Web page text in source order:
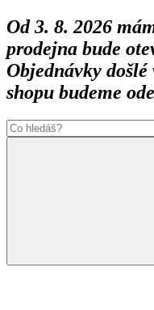
Od 3. 8. 2026
prodejna bude
Objednávky
shopu budeme